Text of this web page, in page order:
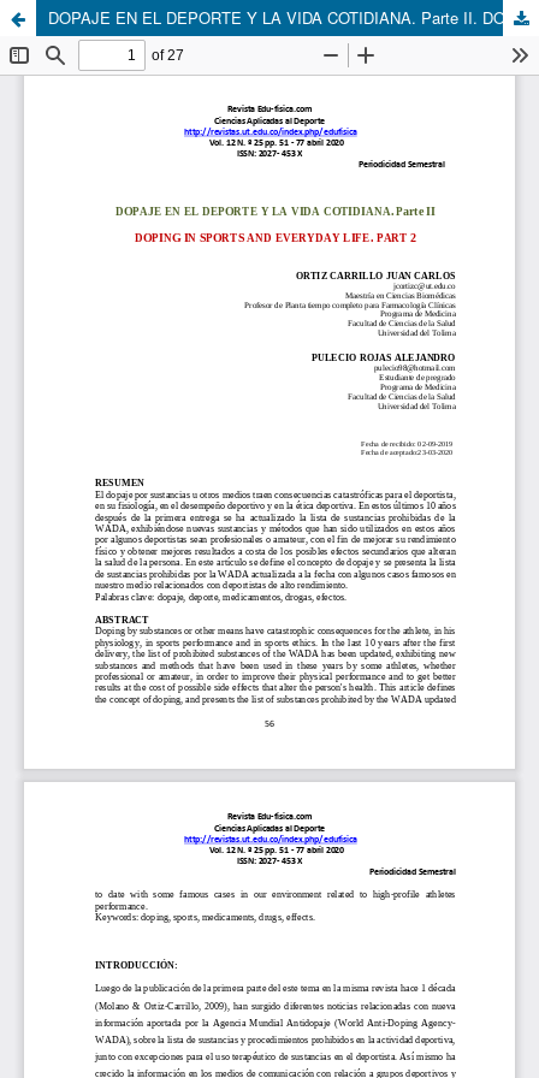
DOPAJE EN EL DEPORTE Y LA VIDA COTIDIANA. Parte II. DOPING IN SPORTS AND EVERYDAY LIFE. PART 2